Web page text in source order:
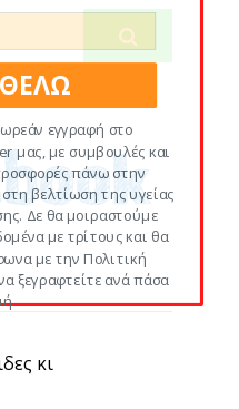
κι
εγγραφή στο
μας, με συμβουλές και
πάνω στην
βελτίωση της υγείας
Δε θα μοιραστούμε
με τρίτους και θα
με την Πολιτική
ξεγραφτείτε ανά πάσα